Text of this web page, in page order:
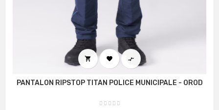
  
PANTALON RIPSTOP TITAN POLICE MUNICIPALE - OROD